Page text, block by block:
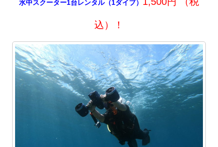
水中スクーター1台レンタル（1ダイブ）
込）！